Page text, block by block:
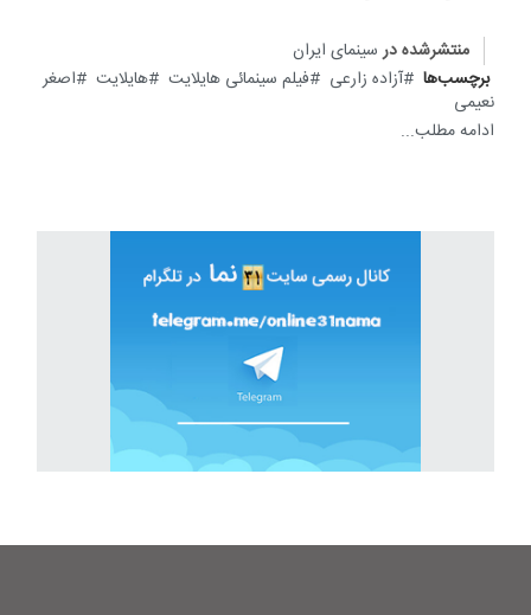
منتشرشده در سینمای ایران
برچسب‌ها
آزاده زارعی فیلم سینمائی هایلایت هایلایت
اصغر
نعیمی
ادامه مطلب...